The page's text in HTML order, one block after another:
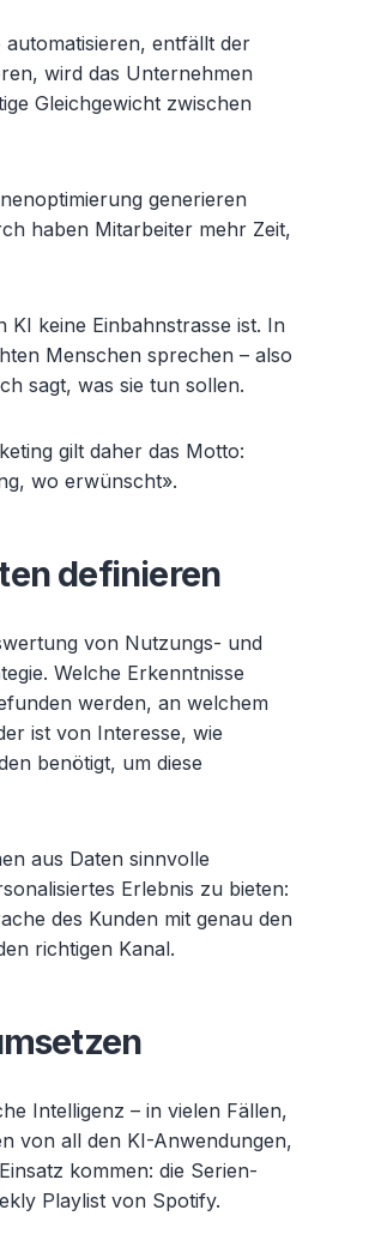
entfällt der
wird das Unternehmen
Gleichgewicht zwischen
generieren
haben Mitarbeiter mehr Zeit,
KI keine Einbahnstrasse ist. In
Menschen sprechen – also
sagt, was sie tun sollen.
gilt daher das Motto:
wo erwünscht».
definieren
von Nutzungs- und
Welche Erkenntnisse
werden, an welchem
ist von Interesse, wie
benötigt, um diese
aus Daten sinnvolle
Erlebnis zu bieten:
des Kunden mit genau den
richtigen Kanal.
Intelligenz – in vielen Fällen,
von all den KI-Anwendungen,
kommen: die Serien-
Playlist von Spotify.